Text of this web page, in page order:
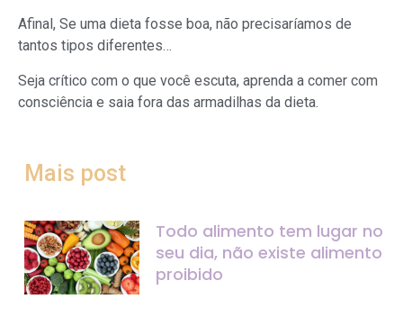
Afinal, Se uma dieta fosse boa, não precisaríamos de
tantos tipos diferentes…
Seja crítico com o que você escuta, aprenda a comer com
consciência e saia fora das armadilhas da dieta.
Mais post
Todo alimento tem lugar no
seu dia, não existe alimento
proibido